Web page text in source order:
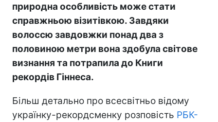
природна особливість може стати
справжньою візитівкою. Завдяки
волоссю завдовжки понад два з
половиною метри вона здобула світове
визнання та потрапила до Книги
рекордів Гіннеса.
Більш детально про всесвітньо відому
українку-рекордсменку розповість РБК-